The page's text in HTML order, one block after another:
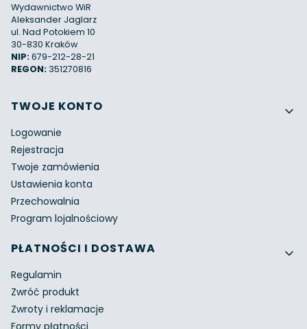
Wydawnictwo WiR
Aleksander Jaglarz
ul. Nad Potokiem 10
30-830 Kraków
NIP:679-212-28-21
REGON: 351270816
Linki w stopce
TWOJE KONTO
Logowanie
Rejestracja
Twoje zamówienia
Ustawienia konta
Przechowalnia
Program lojalnościowy
PŁATNOŚCI I DOSTAWA
Regulamin
Zwróć produkt
Zwroty i reklamacje
Formy płatności